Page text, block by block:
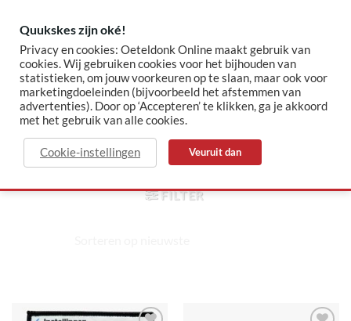
content
✓ Sinds 2015 jouw Oeteldonk-shop ✓ Veilig betalen via Mollie
sarcasper
HOME / PRODUCTEN GETAGGED “SARCASPER”
FILTER
Quukskes zijn oké!
Privacy en cookies: Oeteldonk Online maakt gebruik van
cookies. Wij gebruiken cookies voor het bijhouden van
statistieken, om jouw voorkeuren op te slaan, maar ook voor
marketingdoeleinden (bijvoorbeeld het afstemmen van
advertenties). Door op ‘Accepteren’ te klikken, ga je akkoord
met het gebruik van alle cookies.
Cookie-instellingen Veuruit dan